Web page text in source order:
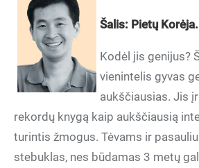
Šalis: Pietų Korėja.
Kodėl jis genijus?
vienintelis gyvas
aukščiausias. Jis
rekordų knygą kaip aukščiausią
turintis žmogus. Tėvams ir
stebuklas, nes būdamas 3 metų